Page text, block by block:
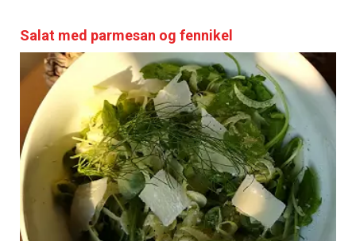
Salat med parmesan og fennikel